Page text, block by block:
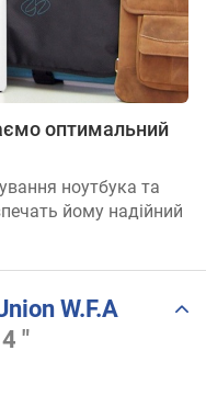
оптимальний
ноутбука та
йому надійний
W.F.A
"